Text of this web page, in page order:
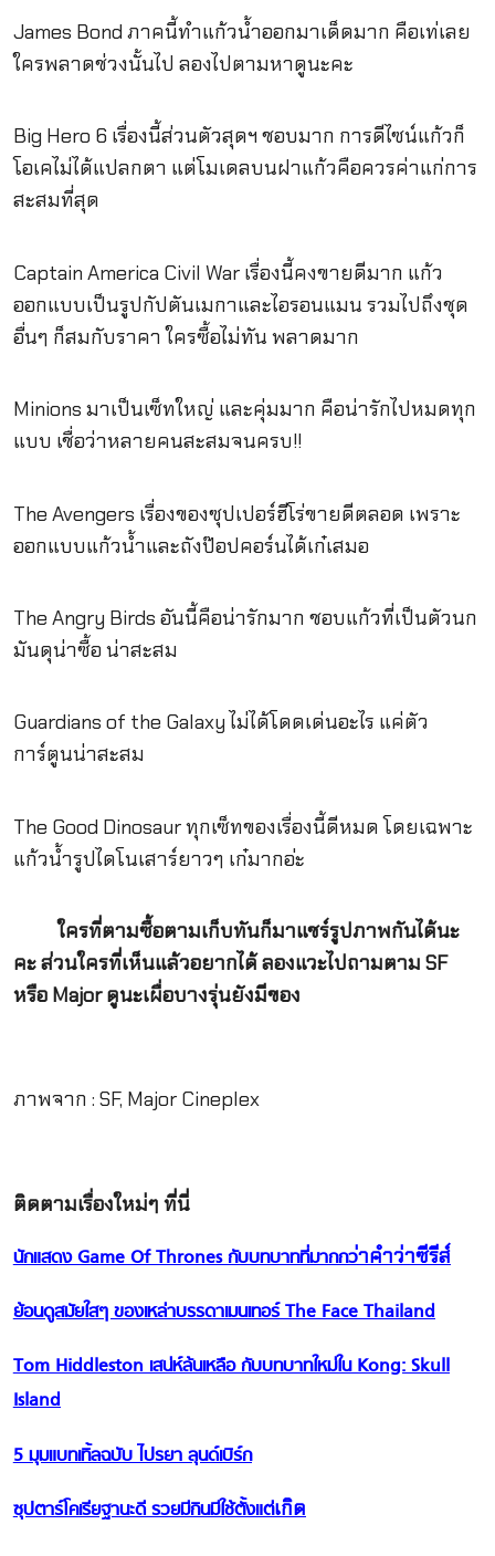
James Bond ภาคนี้ทำแก้วน้ำออกมาเด็ดมาก คือเท่เลย
ใครพลาดช่วงนั้นไป ลองไปตามหาดูนะคะ
Big Hero 6 เรื่องนี้ส่วนตัวสุดฯ ชอบมาก การดีไซน์แก้วก็
โอเคไม่ได้แปลกตา แต่โมเดลบนฝาแก้วคือควรค่าแก่การ
สะสมที่สุด
Captain America Civil War เรื่องนี้คงขายดีมาก แก้ว
ออกแบบเป็นรูปกัปตันเมกาและไอรอนแมน รวมไปถึงชุด
อื่นๆ ก็สมกับราคา ใครซื้อไม่ทัน พลาดมาก
Minions มาเป็นเซ็ทใหญ่ และคุ่มมาก คือน่ารักไปหมดทุก
แบบ เชื่อว่าหลายคนสะสมจนครบ!!
The Avengers เรื่องของซุปเปอร์ฮีโร่ขายดีตลอด เพราะ
ออกแบบแก้วน้ำและถังป๊อปคอร์นได้เก๋เสมอ
The Angry Birds อันนี้คือน่ารักมาก ชอบแก้วที่เป็นตัวนก
มันดุน่าซื้อ น่าสะสม
Guardians of the Galaxy ไม่ได้โดดเด่นอะไร แค่ตัว
การ์ตูนน่าสะสม
The Good Dinosaur ทุกเซ็ทของเรื่องนี้ดีหมด โดยเฉพาะ
แก้วน้ำรูปไดโนเสาร์ยาวๆ เก๋มากอ่ะ
ใครที่ตามซื้อตามเก็บทันก็มาแชร์รูปภาพกันได้นะ
คะ ส่วนใครที่เห็นแล้วอยากได้ ลองแวะไปถามตาม SF
หรือ Major ดูนะเผื่อบางรุ่นยังมีของ
ภาพจาก : SF, Major Cineplex
ติดตามเรื่องใหม่ๆ ที่นี่
นักแสดง Game Of Thrones กับบทบาทที่มากกว่าคำว่าซีรีส์
ย้อนดูสมัยใสๆ ของเหล่าบรรดาเมนเทอร์ The Face Thailand
Tom Hiddleston เสน่ห์ล้นเหลือ กับบทบาทใหม่ใน Kong: Skull
Island
5 มุมแบทเทิ้ลฉบับ ไปรยา ลุนด์เบิร์ก
ซุปตาร์โคเรียฐานะดี รวยมีกินมีใช้ตั้งแต่เกิด